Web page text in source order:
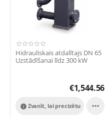
Hidrauliskais atdalītajs DN 65
Uzstādīšanai līdz 300 kW
€1,544.56
Zvanīt, lai precizētu
 